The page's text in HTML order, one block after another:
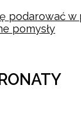
podarować w
pomysły